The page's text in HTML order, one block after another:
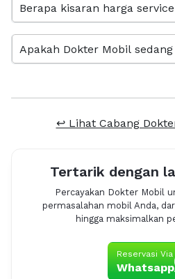
Berapa kisaran harga
Apakah Dokter Mobil
↩ Lihat Cabang
Tertarik dengan
Percayakan Dokter Mobil
permasalahan mobil Anda,
hingga maksimalkan
Reservasi Via
Whatsapp